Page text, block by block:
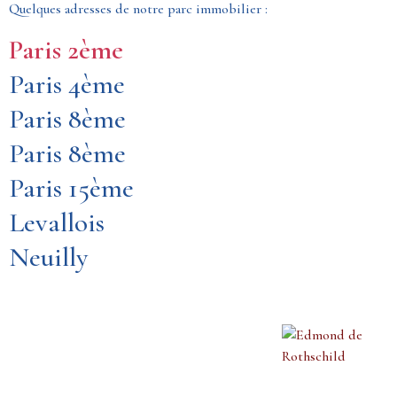
Quelques adresses de notre parc immobilier :
Paris 2ème
Paris 4ème
Paris 8ème
Paris 8ème
Paris 15ème
Levallois
Neuilly